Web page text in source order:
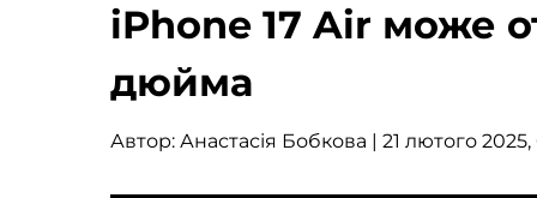
iPhone 17 Air може
дюйма
Автор: Анастасія Бобкова | 21 лютого 2025,